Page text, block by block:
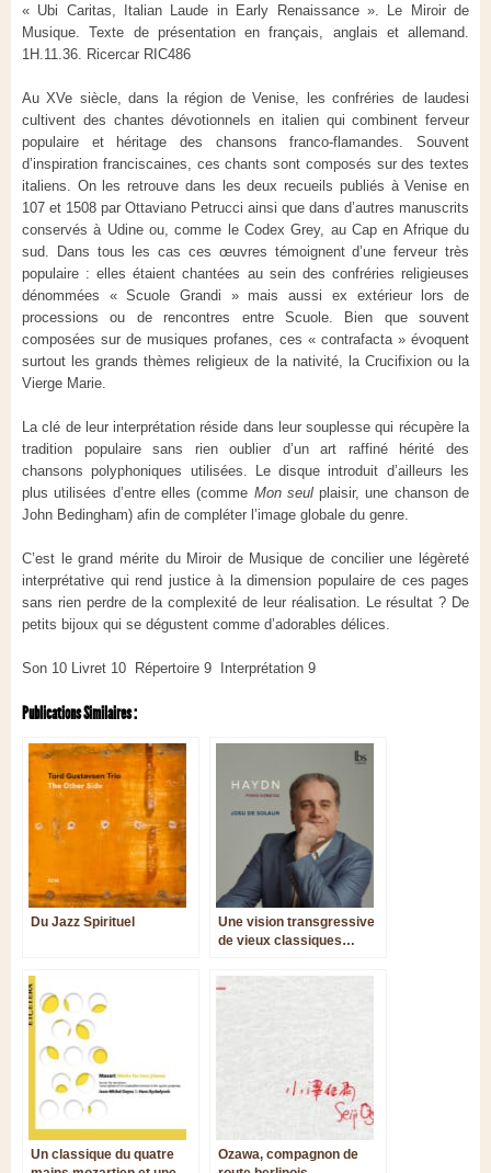
« Ubi Caritas, Italian Laude in Early Renaissance ». Le Miroir de
Musique. Texte de présentation en français, anglais et allemand.
1H.11.36. Ricercar RIC486
Au XVe siècle, dans la région de Venise, les confréries de laudesi
cultivent des chantes dévotionnels en italien qui combinent ferveur
populaire et héritage des chansons franco-flamandes. Souvent
d’inspiration franciscaines, ces chants sont composés sur des textes
italiens. On les retrouve dans les deux recueils publiés à Venise en
107 et 1508 par Ottaviano Petrucci ainsi que dans d’autres manuscrits
conservés à Udine ou, comme le Codex Grey, au Cap en Afrique du
sud. Dans tous les cas ces œuvres témoignent d’une ferveur très
populaire : elles étaient chantées au sein des confréries religieuses
dénommées « Scuole Grandi » mais aussi ex extérieur lors de
processions ou de rencontres entre Scuole. Bien que souvent
composées sur de musiques profanes, ces « contrafacta » évoquent
surtout les grands thèmes religieux de la nativité, la Crucifixion ou la
Vierge Marie.
La clé de leur interprétation réside dans leur souplesse qui récupère la
tradition populaire sans rien oublier d’un art raffiné hérité des
chansons polyphoniques utilisées. Le disque introduit d’ailleurs les
plus utilisées d’entre elles (comme Mon seulplaisir, une chanson de
John Bedingham) afin de compléter l’image globale du genre.
C’est le grand mérite du Miroir de Musique de concilier une légèreté
interprétative qui rend justice à la dimension populaire de ces pages
sans rien perdre de la complexité de leur réalisation. Le résultat ? De
petits bijoux qui se dégustent comme d’adorables délices.
Son 10 Livret 10 Répertoire 9 Interprétation 9
Publications Similaires :
Du Jazz Spirituel
Une vision transgressive
de vieux classiques…
Un classique du quatre
Ozawa, compagnon de